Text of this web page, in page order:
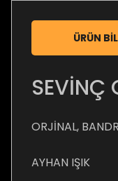
ÜRÜN
SEVİNÇ
ORJİNAL,
AYHAN IŞIK